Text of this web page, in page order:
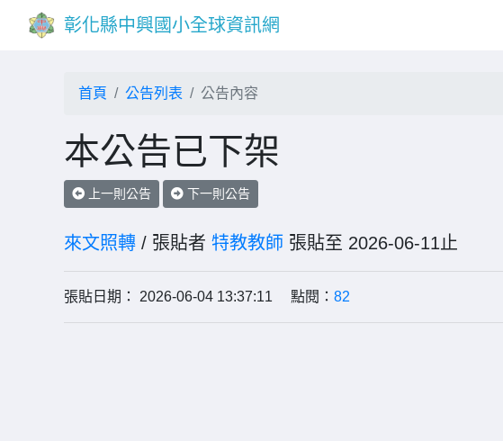
彰化縣中興國小全球資訊網
首頁 公告列表 公告內容
本公告已下架
上一則公告 下一則公告
來文照轉 / 張貼者 特教教師 張貼至 2026-06-11止
張貼日期： 2026-06-04 13:37:11 點閱： 82